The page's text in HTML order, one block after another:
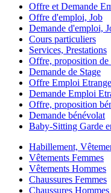
Offre et Demande
Offre d'emploi, Job
Demande d'emploi,
Cours particuliers
Services, Prestations
Offre, proposition de
Demande de Stage
Offre Emploi
Demande Emploi
Offre, proposition
Demande bénévolat
Baby-Sitting Garde
Habillement,
Vêtements Femmes
Vêtements Hommes
Chaussures Femmes
Chaussures Hommes